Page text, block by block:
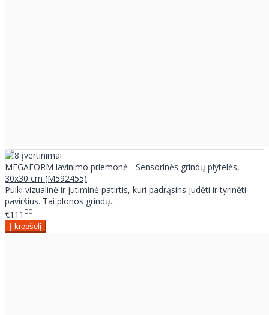
MEGAFORM lavinimo priemonė - Sensorinės grindų plytelės,
30x30 cm (M592455)
Puiki vizualinė ir jutiminė patirtis, kuri padrąsins judėti ir tyrinėti
paviršius. Tai plonos grindų..
€111 00